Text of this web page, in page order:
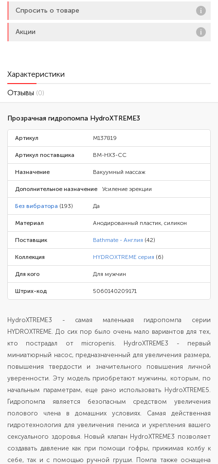
Спросить о товаре
Акции
Характеристики
Отзывы (0)
Прозрачная гидропомпа HydroXTREME3
Артикул M137819
Артикул поставщика BM-HX3-CC
Назначение Вакуумный массаж
Дополнительное назначение Усиление эрекции
Без вибратора (193) Да
Материал Анодированный пластик, силикон
Поставщик Bathmate - Англия (42)
Коллекция HYDROXTREME серия (6)
Для кого Для мужчин
Штрих-код 5060140209171
HydroXTREME3 - самая маленькая гидропомпа серии
HYDROXTREME. До сих пор было очень мало вариантов для тех,
кто пострадал от micropenis. HydroXTREME3 - первый
миниатюрный насос, предназначенный для увеличения размера,
повышения твердости и значительного повышения личной
уверенности. Эту модель приобретают мужчины, которым, по
начальным параметрам, еще рано использовать HydroXTREME5.
Гидропомпа является безопасным средством увеличения
полового члена в домашних условиях. Самая действенная
гидротехнология для увеличения пениса и укрепления вашего
сексуального здоровья. Новый клапан HydroXTREME3 позволяет
создавать давление как при помощи гофры, прижимая колбу к
себе, так и с помощью ручной груши. Помпа также оснащена